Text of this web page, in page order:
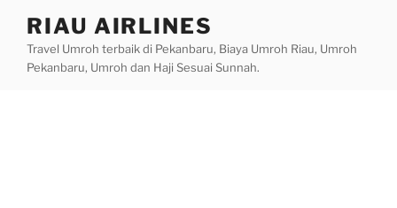
content
RIAU AIRLINES
Travel Umroh terbaik di Pekanbaru, Biaya Umroh Riau, Umroh
Pekanbaru, Umroh dan Haji Sesuai Sunnah.